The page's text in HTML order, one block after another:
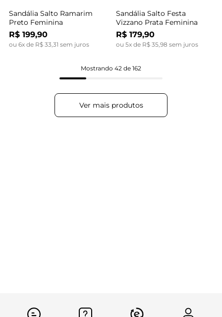
Sandália Salto Ramarim
Preto Feminina
R$ 199,90
ou 6x de R$ 33 31 sem juros
Sandália Salto Festa
Vizzano Prata Feminina
R$ 179,90
ou 5x de R$ 35, 98 sem juros
Mostrando 42 de 162